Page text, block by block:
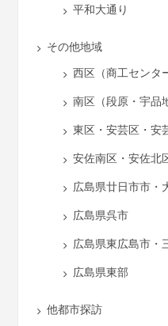
平和大通り
その他地域
西区（商工センタ
南区（段原・宇品
東区・安芸区・安
安佐南区・安佐北
広島県廿日市市・
広島県呉市
広島県東広島市・
広島県東部
他都市探訪